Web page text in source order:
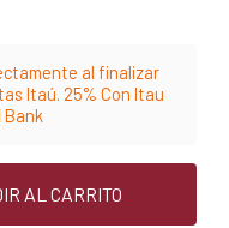
al finalizar
Itaú. 25% Con Itau
Bank
AL CARRITO